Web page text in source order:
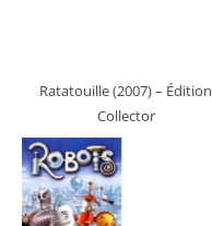
Ratatouille (2007)– Édition
Collector